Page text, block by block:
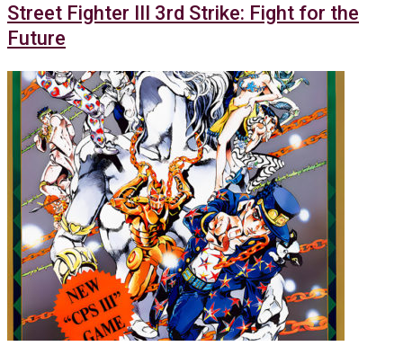
Street Fighter III 3rd Strike: Fight for the
Future